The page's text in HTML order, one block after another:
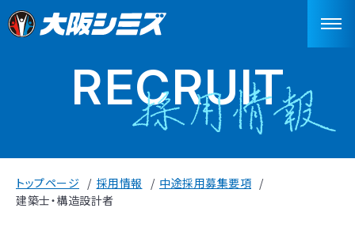
RECRUIT
トップページ 採用情報
中途採用募集要項
建築士・構造設計者